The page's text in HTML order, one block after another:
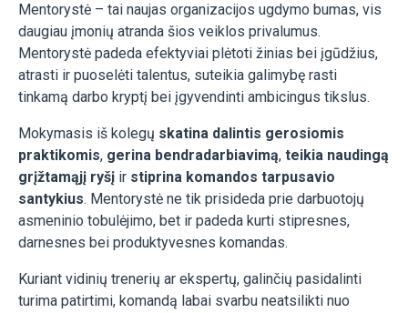
Mentorystė – tai naujas organizacijos ugdymo bumas, vis
daugiau įmonių atranda šios veiklos privalumus.
Mentorystė padeda efektyviai plėtoti žinias bei įgūdžius,
atrasti ir puoselėti talentus, suteikia galimybę rasti
tinkamą darbo kryptį bei įgyvendinti ambicingus tikslus.
Mokymasis iš kolegų skatina dalintis gerosiomis
praktikomis, gerina bendradarbiavimą, teikia naudingą
grįžtamąjį ryšį ir stiprina komandos tarpusavio
santykius. Mentorystė ne tik prisideda prie darbuotojų
asmeninio tobulėjimo, bet ir padeda kurti stipresnes,
darnesnes bei produktyvesnes komandas.
Kuriant vidinių trenerių ar ekspertų, galinčių pasidalinti
turima patirtimi, komandą labai svarbu neatsilikti nuo